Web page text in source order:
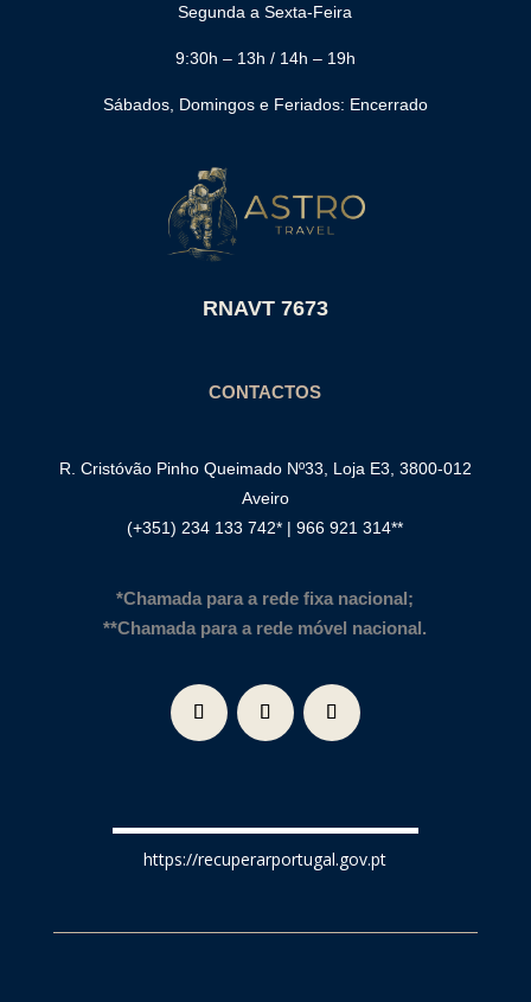
Segunda a Sexta-Feira
9:30h – 13h / 14h – 19h
Sábados, Domingos e Feriados: Encerrado
RNAVT 7673
CONTACTOS
R. Cristóvão Pinho Queimado Nº33, Loja E3, 3800-012
Aveiro
(+351) 234 133 742* |966 921 314**
*Chamada para a rede fixa nacional;
**Chamada para a rede móvel nacional.
https://recuperarportugal.gov.pt